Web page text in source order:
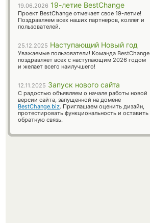
19.06.2026 19-летие BestChange
Проект BestChange отмечает свое 19-летие!
Поздравляем всех наших партнеров, коллег и
пользователей.
25.12.2025 Наступающий Новый год
Уважаемые пользователи! Команда BestChange
поздравляет всех с наступающим 2026 годом
и желает всего наилучшего!
12.11.2025 Запуск нового сайта
С радостью объявляем о начале работы новой
версии сайта, запущенной на домене
BestChange.biz. Приглашаем оценить дизайн,
протестировать функциональность и оставить
обратную связь.